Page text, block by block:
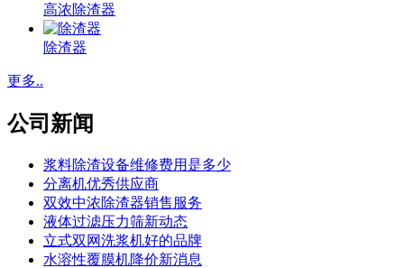
高浓除渣器
除渣器
更多..
公司新闻
浆料除渣设备维修费用是多少
分离机优秀供应商
双效中浓除渣器销售服务
液体过滤压力筛新动态
立式双网洗浆机好的品牌
水溶性覆膜机降价新消息